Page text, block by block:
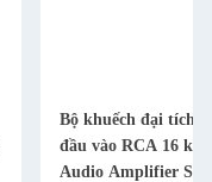
Bộ khuếch đại tích
đầu vào RCA 16
Audio Amplifier